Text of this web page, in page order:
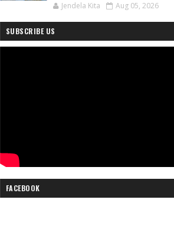
Jendela Kita Aug 05, 2026
SUBSCRIBE US
FACEBOOK